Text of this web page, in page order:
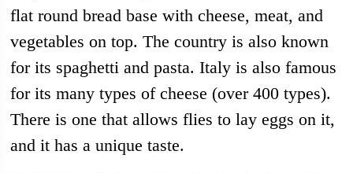
flat round bread base with cheese, meat, and
vegetables on top. The country is also known
for its spaghetti and pasta. Italy is also famous
for its many types of cheese (over 400 types).
There is one that allows flies to lay eggs on it,
and it has a unique taste.